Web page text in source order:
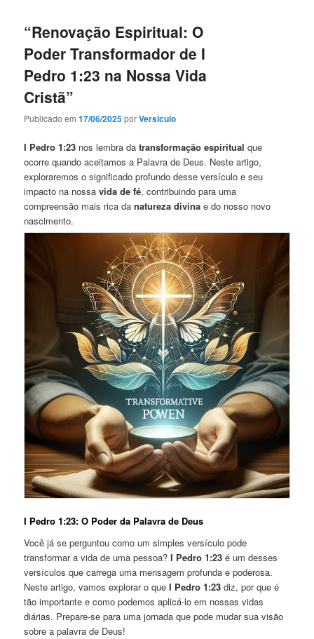
“Renovação Espiritual: O
Poder Transformador de I
Pedro 1:23 na Nossa Vida
Cristã”
Publicado em17/06/2025porVersiculo
I Pedro 1:23 nos lembra datransformação espiritual que
ocorre quando aceitamos a Palavra de Deus. Neste artigo,
exploraremos o significado profundo desse versículo e seu
impacto na nossavida de fé, contribuindo para uma
compreensão mais rica danatureza divina e do nosso novo
nascimento.
I Pedro 1:23: O Poder da Palavra de Deus
Você já se perguntou como um simples versículo pode
transformar a vida de uma pessoa?I Pedro 1:23 é um desses
versículos que carrega uma mensagem profunda e poderosa.
Neste artigo, vamos explorar o queI Pedro 1:23 diz, por que é
tão importante e como podemos aplicá-lo em nossas vidas
diárias. Prepare-se para uma jornada que pode mudar sua visão
sobre a palavra de Deus!